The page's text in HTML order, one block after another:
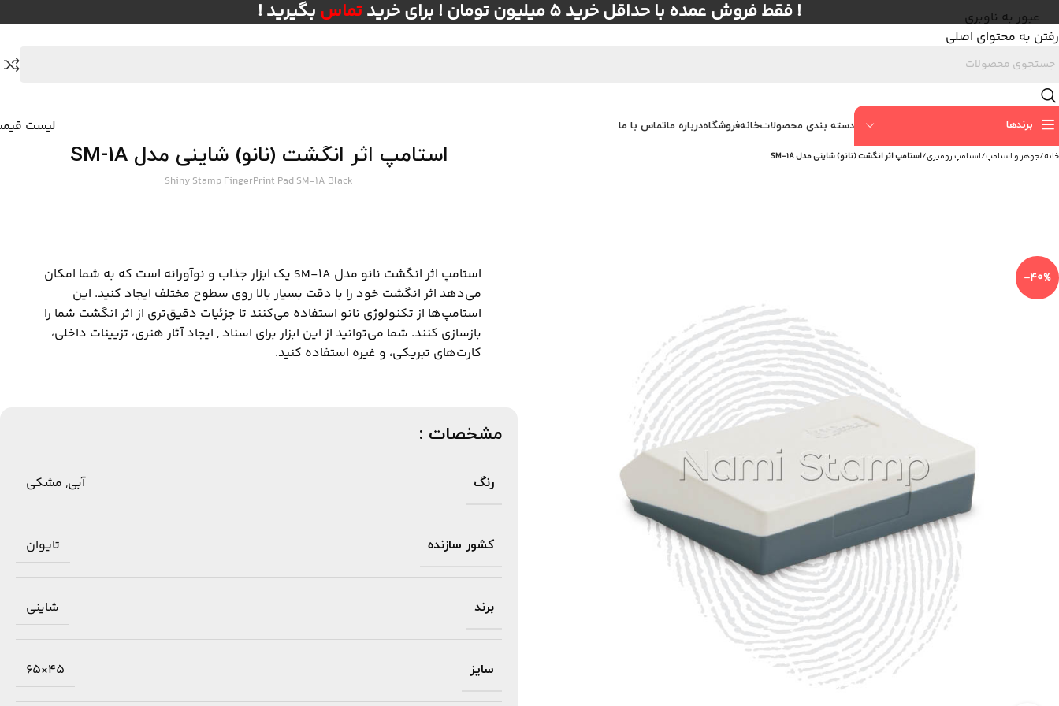
عبور به ناوبری
رفتن به محتوای اصلی
! فقط فروش عمده با حداقل خرید ۵ میلیون تومان ! برای خرید تماس بگیرید !
برندها دسته بندی محصولاتخانهفروشگاهدرباره ماتماس با ما لیست
استامپ اثر انگشت (نانو) شاینی مدل SM-1A
Shiny Stamp FingerPrint Pad SM-1A Black
خانه/جوهر و استامپ/استامپ رومیزی/استامپ اثر انگشت (نانو) شاینی مدل SM-1A
-40%
استامپ اثر انگشت نانو مدل SM-1A یک ابزار جذاب و نوآورانه است که به شما امکان
می‌دهد اثر انگشت خود را با دقت بسیار بالا روی سطوح مختلف ایجاد کنید. این
استامپ‌ها از تکنولوژی نانو استفاده می‌کنند تا جزئیات دقیق‌تری از اثر انگشت شما را
بازسازی کنند. شما می‌توانید از این ابزار برای اسناد , ایجاد آثار هنری، تزیینات داخلی،
کارت‌های تبریکی، و غیره استفاده کنید.
مشخصات :
رنگ آبی, مشکی
کشور سازنده تایوان
برند شاینی
سایز 45×65